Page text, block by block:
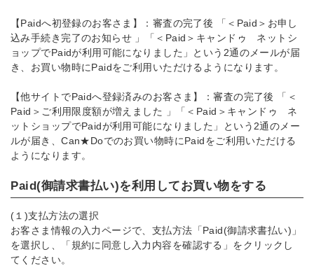
【Paidへ初登録のお客さま】：審査の完了後 「＜Paid＞お申し
込み手続き完了のお知らせ 」「＜Paid＞キャンドゥ ネットシ
ョップでPaidが利用可能になりました」という2通のメールが届
き、お買い物時にPaidをご利用いただけるようになります。
【他サイトでPaidへ登録済みのお客さま】：審査の完了後 「＜
Paid＞ご利用限度額が増えました 」「＜Paid＞キャンドゥ ネ
ットショップでPaidが利用可能になりました」という2通のメー
ルが届き、Can★Doでのお買い物時にPaidをご利用いただける
ようになります。
Paid(御請求書払い)を利用してお買い物をする
(１)支払方法の選択
お客さま情報の入力ページで、支払方法「Paid(御請求書払い)」
を選択し、「規約に同意し入力内容を確認する」をクリックし
てください。